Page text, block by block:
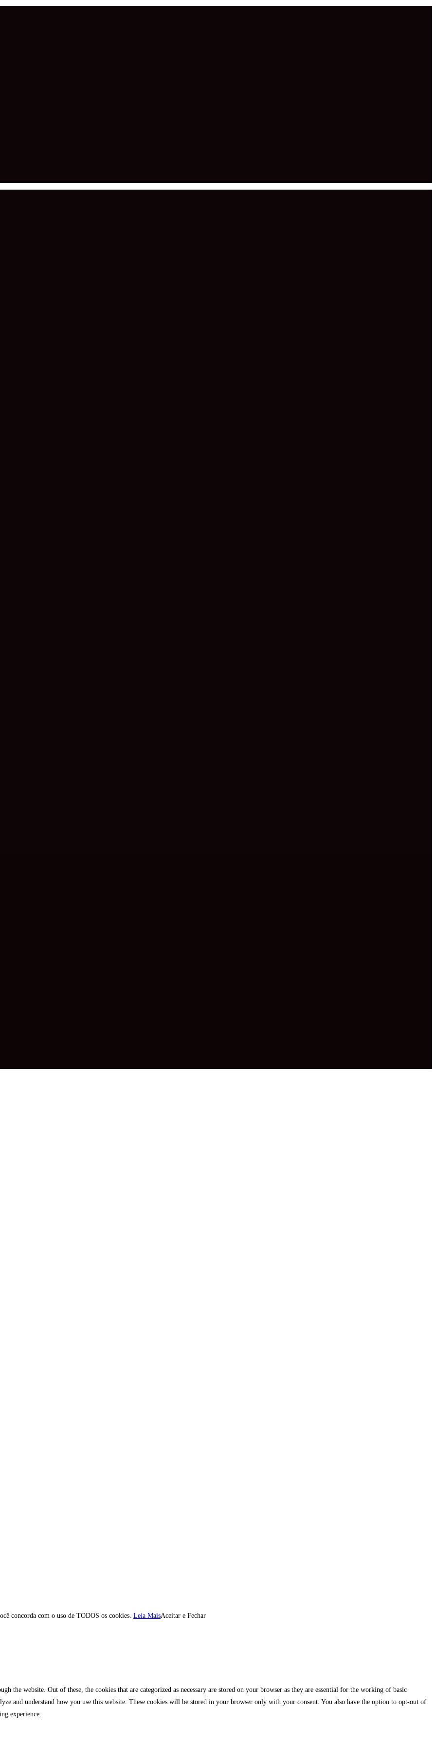
concorda com o uso de TODOS os cookies. Leia MaisAceitar e Fechar
the website. Out of these, the cookies that are categorized as necessary are stored on your browser as they are essential for the working of basic
and understand how you use this website. These cookies will be stored in your browser only with your consent. You also have the option to opt-out of
experience.